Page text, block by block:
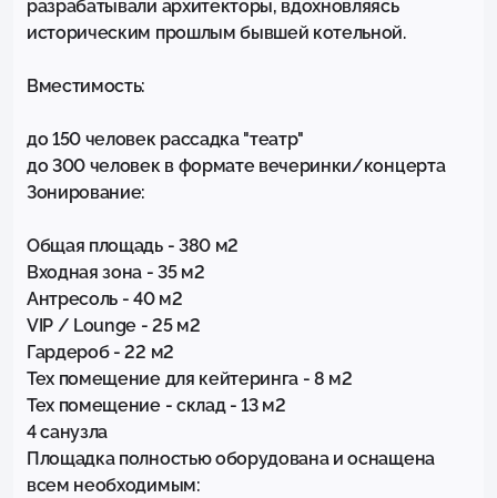
разрабатывали архитекторы, вдохновляясь
историческим прошлым бывшей котельной.
Вместимость:
до 150 человек рассадка "театр"
до 300 человек в формате вечеринки/концерта
Зонирование:
Общая площадь - 380 м2
Входная зона - 35 м2
Антресоль - 40 м2
VIP / Lounge - 25 м2
Гардероб - 22 м2
Тех помещение для кейтеринга - 8 м2
Тех помещение - склад - 13 м2
4 санузла
Площадка полностью оборудована и оснащена
всем необходимым: